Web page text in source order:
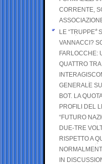
CORRENTE,
LE “TRUPPE”
VANNACCI?
FARLOCCHE:
QUATTRO
GENERALE
BOT. LA
PROFILI DEL
“FUTURO
DUE-TRE
RISPETTO A
IN